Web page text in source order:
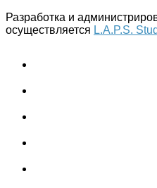
Разработка и
осуществляется L.A.P.S.